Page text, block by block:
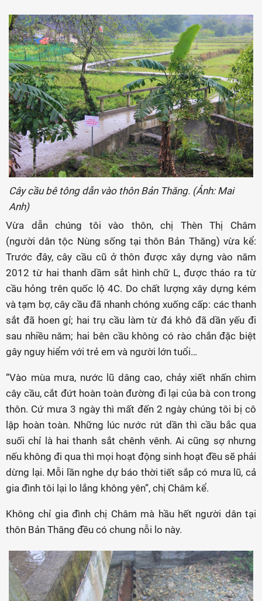
Cây cầu bê tông dẫn vào thôn Bản Thăng. (Ảnh: Mai
Anh)
Vừa dẫn chúng tôi vào thôn, chị Thèn Thị Châm
(người dân tộc Nùng sống tại thôn Bản Thăng) vừa kể:
Trước đây, cây cầu cũ ở thôn được xây dựng vào năm
2012 từ hai thanh dầm sắt hình chữ L, được tháo ra từ
cầu hỏng trên quốc lộ 4C. Do chất lượng xây dựng kém
và tạm bợ, cây cầu đã nhanh chóng xuống cấp: các thanh
sắt đã hoen gỉ; hai trụ cầu làm từ đá khô đã dần yếu đi
sau nhiều năm; hai bên cầu không có rào chắn đặc biệt
gây nguy hiểm với trẻ em và người lớn tuổi…
“Vào mùa mưa, nước lũ dâng cao, chảy xiết nhấn chìm
cây cầu, cắt đứt hoàn toàn đường đi lại của bà con trong
thôn. Cứ mưa 3 ngày thì mất đến 2 ngày chúng tôi bị cô
lập hoàn toàn. Những lúc nước rút dần thì cầu bắc qua
suối chỉ là hai thanh sắt chênh vênh. Ai cũng sợ nhưng
nếu không đi qua thì mọi hoạt động sinh hoạt đều sẽ phải
dừng lại. Mỗi lần nghe dự báo thời tiết sắp có mưa lũ, cả
gia đình tôi lại lo lắng không yên”, chị Châm kể.
Không chỉ gia đình chị Châm mà hầu hết người dân tại
thôn Bản Thăng đều có chung nỗi lo này.